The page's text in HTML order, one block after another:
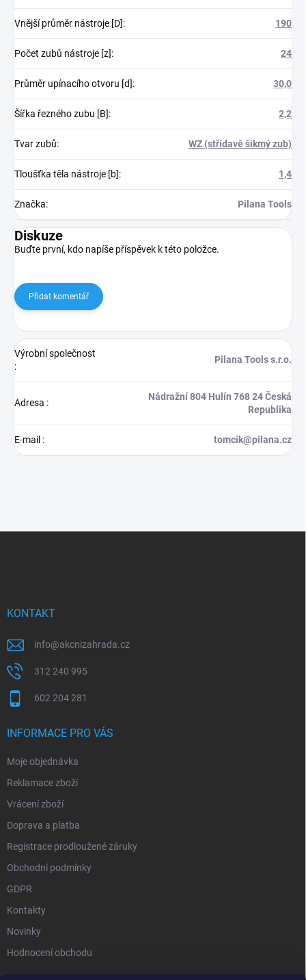
Vnější průměr nástroje [D]: 190
Počet zubů nástroje [z]: 24
Průměr upínacího otvoru [d]: 30,0
Šířka řezného zubu [B]: 2,2
Tvar zubů: WZ (střídavě šikmý zub)
Tloušťka těla nástroje [b]: 1,4
Značka: Pilana Tools
Diskuze
Buďte první, kdo napíše příspěvek k této položce.
Přidat komentář
Výrobní společnost
:
Pilana Tools s.r.o.
Adresa :
Nádražní 804 Hulín 768 24 Česká
Republika
E-mail : tomcik@pilana.cz
KONTAKT
info@akcnizahrada.cz
312 240 995
602 204 281
INFORMACE PRO VÁS
Moje objednávka
Reklamace zboží
Vrácení zboží
Doprava a platba
Registrace prodloužené záruky
Obchodní podmínky
GDPR
Kontakty
Novinky
Hodnocení obchodu